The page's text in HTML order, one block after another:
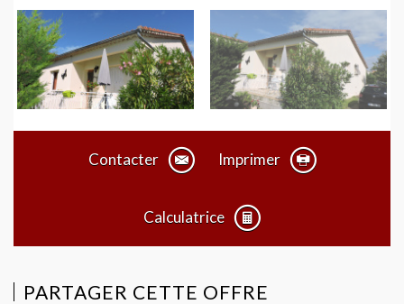
Contacter Imprimer
Calculatrice
PARTAGER CETTE OFFRE